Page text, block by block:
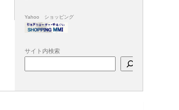
Yahoo ショッピング
サイト内検索